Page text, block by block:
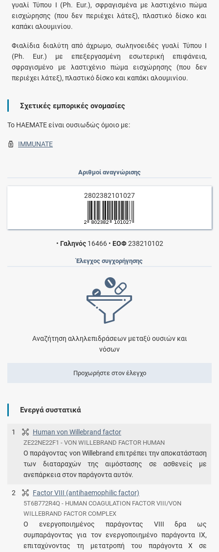
γυαλί Τύπου I (Ph. Eur.), σφραγισμένα με λαστιχένιο πώμα
εισχώρησης (που δεν περιέχει λάτεξ), πλαστικό δίσκο και
καπάκι αλουμινίου.
Φιαλίδια διαλύτη από άχρωμο, σωληνοειδές γυαλί Τύπου I
(Ph. Eur.) με επεξεργασμένη εσωτερική επιφάνεια,
σφραγισμένο με λαστιχένιο πώμα εισχώρησης (που δεν
περιέχει λάτεξ), πλαστικό δίσκο και καπάκι αλουμινίου.
Σχετικές εμπορικές ονομασίες
To HAEMATE είναι ουσιωδώς όμοιο με:
IMMUNATE
Αριθμοί αναγνώρισης
2802382101027
• Γαληνός16466 • ΕΟΦ238210102
Έλεγχος συγχορήγησης
Αναζήτηση αλληλεπιδράσεων μεταξύ ουσιών και
νόσων
Προχωρήστε στον έλεγχο
Ενεργά συστατικά
1 Human von Willebrand factor
ZE22NE22F1 - VON WILLEBRAND FACTOR HUMAN
Ο παράγοντας von Willebrand επιτρέπει την αποκατάσταση
των διαταραχών της αιμόστασης σε ασθενείς με
ανεπάρκεια στον παράγοντα αυτόν.
2 Factor VIII (antihaemophilic factor)
5T6B772R4Q - HUMAN COAGULATION FACTOR VIII/VON
WILLEBRAND FACTOR COMPLEX
Ο ενεργοποιημένος παράγοντας VIII δρα ως
συμπαράγοντας για τον ενεργοποιημένο παράγοντα IX,
επιταχύνοντας τη μετατροπή του παράγοντα X σε